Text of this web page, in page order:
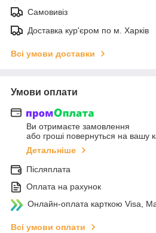
Самовивіз
Доставка кур'єром по м. Харків
Всі умови доставки
Умови оплати
Ви отримаєте замовлення
або гроші повернуться на вашу
Детальніше
Післяплата
Оплата на рахунок
Онлайн-оплата карткою Visa,
Всі умови оплати